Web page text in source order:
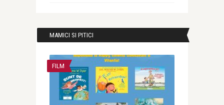
MAMICI SI PITICI
FILM